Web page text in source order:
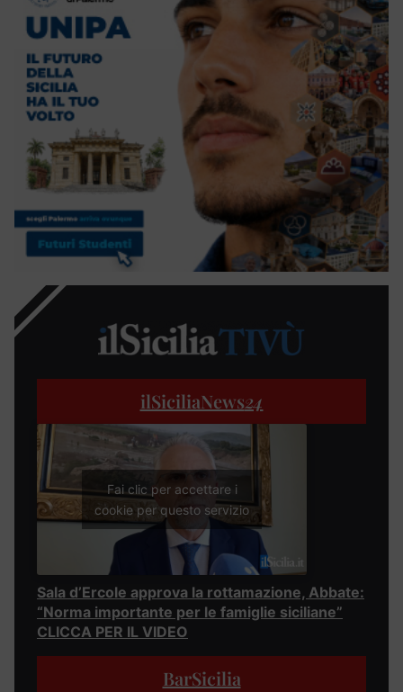
ilSiciliaNews24
Fai clic per accettare i
cookie per questo servizio
Sala d’Ercole approva la rottamazione, Abbate:
“Norma importante per le famiglie siciliane”
CLICCA PER IL VIDEO
BarSicilia